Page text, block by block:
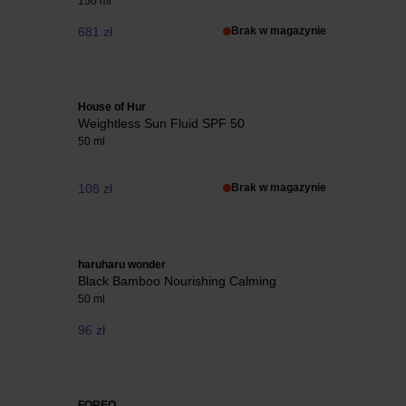
681 zł Brak w magazynie
House of Hur
Weightless Sun Fluid SPF 50
50 ml
108 zł Brak w magazynie
haruharu wonder
Black Bamboo Nourishing Calming
50 ml
96 zł